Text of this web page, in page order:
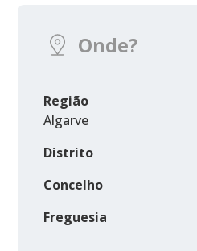
Onde?
Região
Algarve
Distrito
Concelho
Freguesia